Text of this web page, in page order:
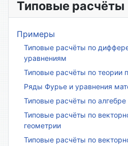
Типовые расчёты
Примеры
Типовые расчёты по
уравнениям
Типовые расчёты по теории
Ряды Фурье и уравнения
Типовые расчёты по алгебре
Типовые расчёты по
геометрии
Типовые расчёты по